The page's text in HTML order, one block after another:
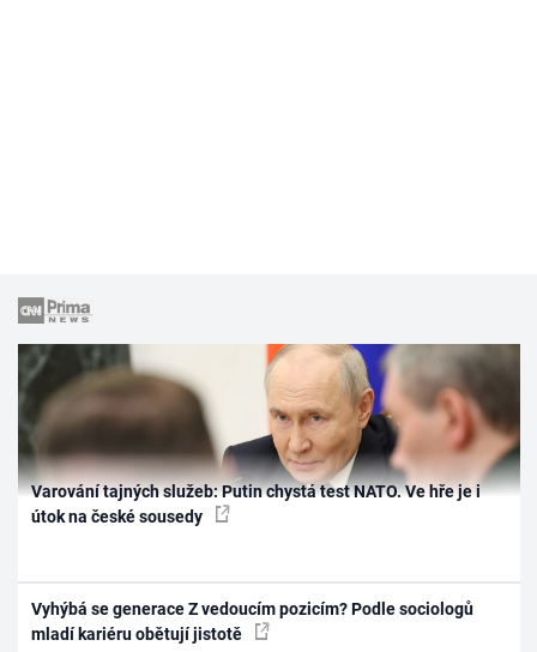
Varování tajných služeb: Putin chystá test NATO. Ve hře je i
útok na české sousedy
Vyhýbá se generace Z vedoucím pozicím? Podle sociologů
mladí kariéru obětují jistotě